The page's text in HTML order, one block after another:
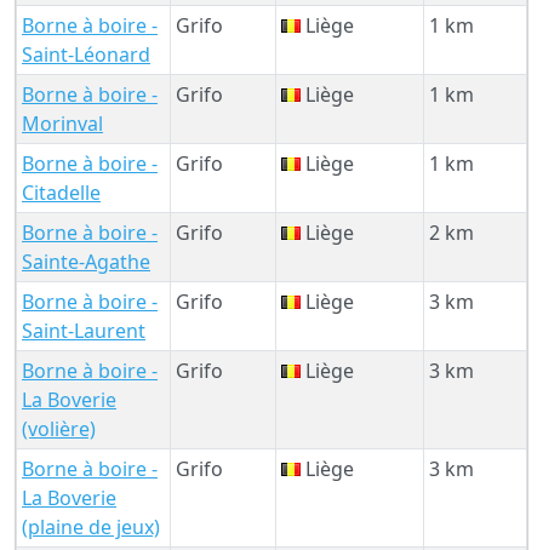
Borne à boire -
Saint-Léonard
Grifo Liège 1 km
Borne à boire -
Morinval
Grifo Liège 1 km
Borne à boire -
Citadelle
Grifo Liège 1 km
Borne à boire -
Sainte-Agathe
Grifo Liège 2 km
Borne à boire -
Saint-Laurent
Grifo Liège 3 km
Borne à boire -
La Boverie
(volière)
Grifo Liège 3 km
Borne à boire -
La Boverie
(plaine de jeux)
Grifo Liège 3 km